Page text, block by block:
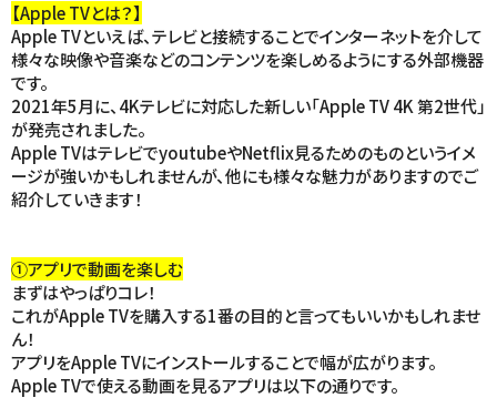
【Apple TVとは？】
Apple TVといえば、テレビと接続することでインターネットを介して
様々な映像や音楽などのコンテンツを楽しめるようにする外部機器
です。
2021年5月に、4Kテレビに対応した新しい「Apple TV 4K 第2世代」
が発売されました。
Apple TVはテレビでyoutubeやNetflix見るためのものというイメ
ージが強いかもしれませんが、他にも様々な魅力がありますのでご
紹介していきます！
①アプリで動画を楽しむ
まずはやっぱりコレ！
これがApple TVを購入する1番の目的と言ってもいいかもしれませ
ん！
アプリをApple TVにインストールすることで幅が広がります。
Apple TVで使える動画を見るアプリは以下の通りです。